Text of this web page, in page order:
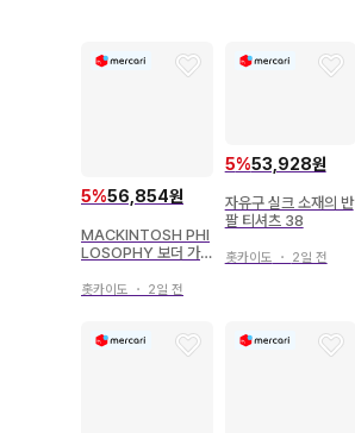
5%56,854원
MACKINTOSH PHI
LOSOPHY 보더 가
홋카이도 ・ 2일 전
5%53,928원
자유구 실크 소재의 반
팔 티셔츠 38
홋카이도 ・ 2일 전